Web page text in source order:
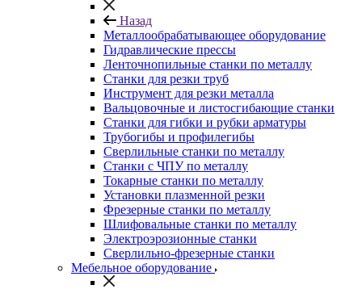
Назад
Металлообрабатывающее оборудование
Гидравлические прессы
Ленточнопильные станки по металлу
Станки для резки труб
Инструмент для резки металла
Вальцовочные и листосгибающие станки
Станки для гибки и рубки арматуры
Трубогибы и профилегибы
Сверлильные станки по металлу
Станки с ЧПУ по металлу
Токарные станки по металлу
Установки плазменной резки
Фрезерные станки по металлу
Шлифовальные станки по металлу
Электроэрозионные станки
Сверлильно-фрезерные станки
Мебельное оборудование